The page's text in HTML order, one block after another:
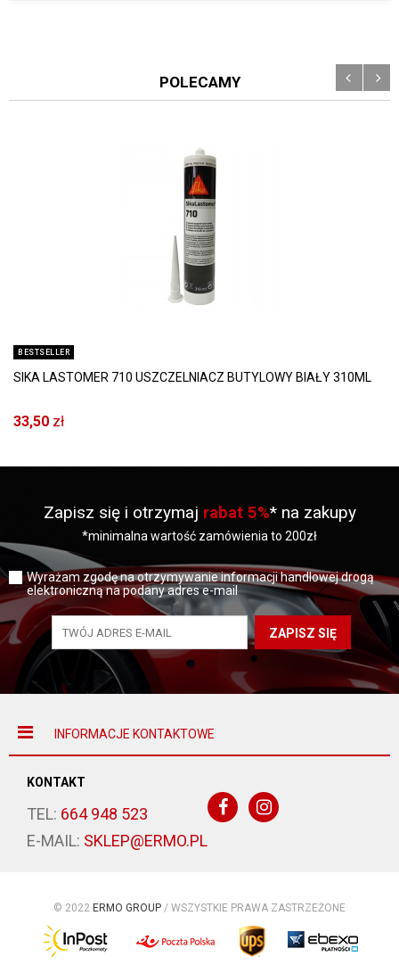
POLECAMY
BESTSELLER
SIKA LASTOMER 710 USZCZELNIACZ BUTYLOWY BIAŁY 310ML
33,50 zł
Zapisz się i otrzymaj rabat 5%* na zakupy
*minimalna wartość zamówienia to 200zł
Wyrażam zgodę na otrzymywanie informacji handlowej drogą
elektroniczną na podany adres e-mail
ZAPISZ SIĘ
INFORMACJE KONTAKTOWE
KONTAKT
TEL: 664 948 523
E-MAIL: SKLEP@ERMO.PL
© 2022 ERMO GROUP / WSZYSTKIE PRAWA ZASTRZEŻONE